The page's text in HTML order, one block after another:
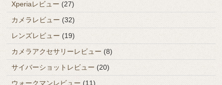
Xperiaレビュー (27)
カメラレビュー (32)
レンズレビュー (19)
カメラアクセサリーレビュー (8)
サイバーショットレビュー (20)
ウォークマンレビュー (11)